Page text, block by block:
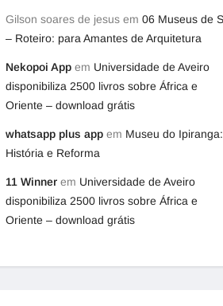
Gilson soares de jesus em 06 Museus de
– Roteiro: para Amantes de Arquitetura
Nekopoi App em Universidade de Aveiro
disponibiliza 2500 livros sobre África e
Oriente – download grátis
whatsapp plus app em Museu do Ipiranga:
História e Reforma
11 Winner em Universidade de Aveiro
disponibiliza 2500 livros sobre África e
Oriente – download grátis